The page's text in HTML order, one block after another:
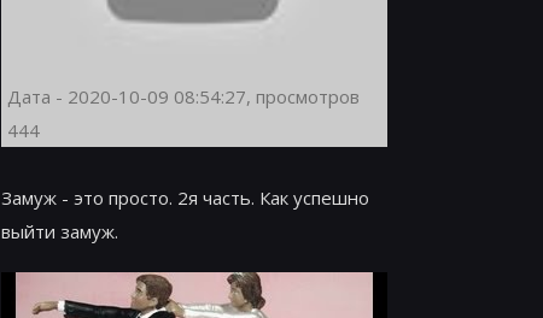
Дата - 2020-10-09 08:54:27, просмотров
444
Замуж - это просто. 2я часть. Как успешно
выйти замуж.